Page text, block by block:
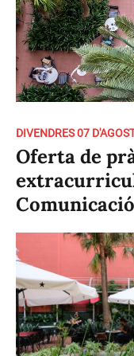
DIVENDRES 07
Oferta de
Comunicació